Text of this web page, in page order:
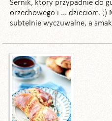
Sernik, który przypadnie do
orzechowego i ... dzieciom. ;)
subtelnie wyczuwalne, a